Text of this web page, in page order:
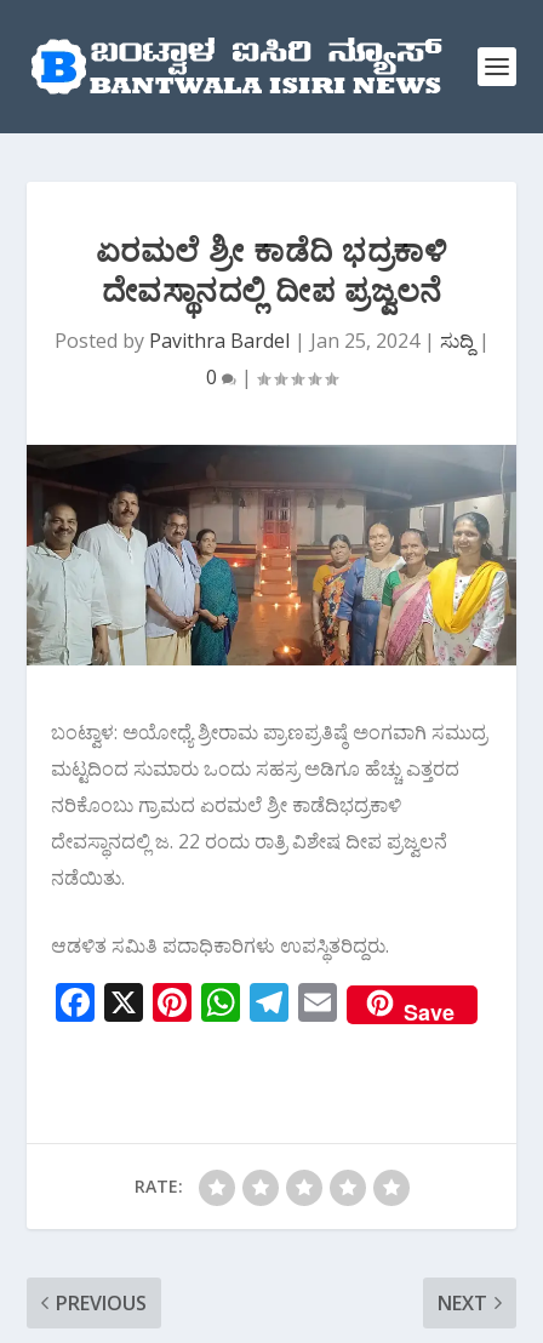
ಏರಮಲೆ ಶ್ರೀ ಕಾಡೆದಿ ಭದ್ರಕಾಳಿ
ದೇವಸ್ಥಾನದಲ್ಲಿ ದೀಪ ಪ್ರಜ್ವಲನೆ
Posted by Pavithra Bardel | Jan 25, 2024| ಸುದ್ದಿ |
0
|
ಬಂಟ್ವಾಳ: ಅಯೋಧ್ಯೆ ಶ್ರೀರಾಮ ಪ್ರಾಣಪ್ರತಿಷ್ಠೆ ಅಂಗವಾಗಿ ಸಮುದ್ರ
ಮಟ್ಟದಿಂದ ಸುಮಾರು ಒಂದು ಸಹಸ್ರ ಅಡಿಗೂ ಹೆಚ್ಚು ಎತ್ತರದ
ನರಿಕೊಂಬು ಗ್ರಾಮದ ಏರಮಲೆ ಶ್ರೀ ಕಾಡೆದಿಭದ್ರಕಾಳಿ
ದೇವಸ್ಥಾನದಲ್ಲಿ ಜ. 22 ರಂದು ರಾತ್ರಿ ವಿಶೇಷ ದೀಪ ಪ್ರಜ್ವಲನೆ
ನಡೆಯಿತು.
ಆಡಳಿತ ಸಮಿತಿ ಪದಾಧಿಕಾರಿಗಳು ಉಪಸ್ಥಿತರಿದ್ದರು.
F
ac
o
k
X Pi
nt
st
W
h
A
p
p
T
el
a
m
E
m
Save
RATE:
PREVIOUS NEXT